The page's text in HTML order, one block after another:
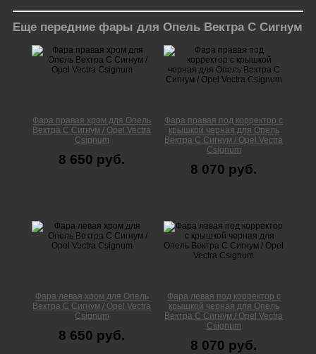
Еще передние фары для Опель Вектра С Сигнум
Фара правая хром для Опель
Вектра С Сигнум / Opel Vectra
Сsignum
8 650 руб.
Фара правая под корректор с
крышкой черная для Опель
Вектра С Сигнум / Opel Vectra
Сsignum
8 070 руб.
Фара левая хром для Опель
Вектра С Сигнум / Opel Vectra
Сsignum
8 650 руб.
Фара левая под корректор с
крышкой черная для Опель
Вектра С Сигнум / Opel Vectra
Сsignum
8 070 руб.